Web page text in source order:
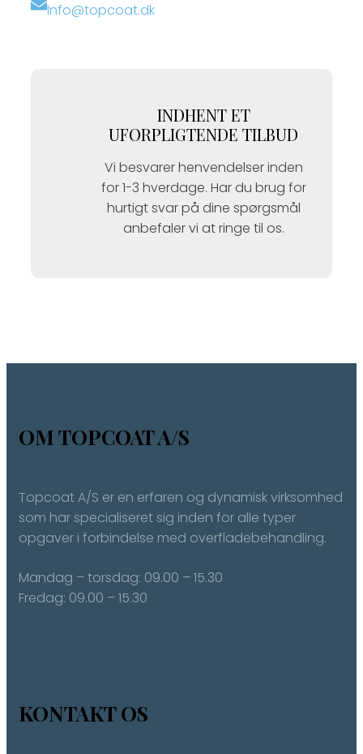
Info@topcoat.dk
INDHENT ET
UFORPLIGTENDE TILBUD
Vi besvarer henvendelser inden
for 1-3 hverdage. Har du brug for
hurtigt svar på dine spørgsmål
anbefaler vi at ringe til os.
OM TOPCOAT A/S
Topcoat A/S er en erfaren og dynamisk virksomhed
som har specialiseret sig inden for alle typer
opgaver i forbindelse med overfladebehandling.
Mandag – torsdag: ​09.00 – 15.30
Fredag: ​09.00 – 15.30
KONTAKT OS